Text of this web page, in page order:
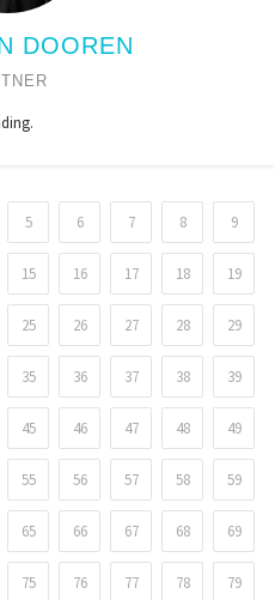
DOOREN
5 6 7 8 9
15 16 17 18 19
25 26 27 28 29
35 36 37 38 39
45 46 47 48 49
55 56 57 58 59
65 66 67 68 69
75 76 77 78 79